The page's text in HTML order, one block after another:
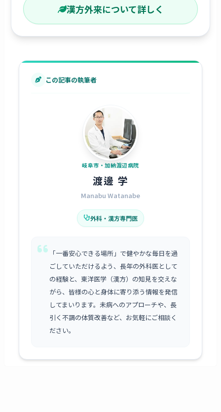
漢方外来について詳しく
この記事の執筆者
岐阜市・加納渡辺病院
渡邊 学
Manabu Watanabe
外科・漢方専門医
「一番安心できる場所」で健やかな毎日を過
ごしていただけるよう、長年の外科医として
の経験と、東洋医学（漢方）の知見を交えな
がら、皆様の心と身体に寄り添う情報を発信
してまいります。未病へのアプローチや、長
引く不調の体質改善など、お気軽にご相談く
ださい。